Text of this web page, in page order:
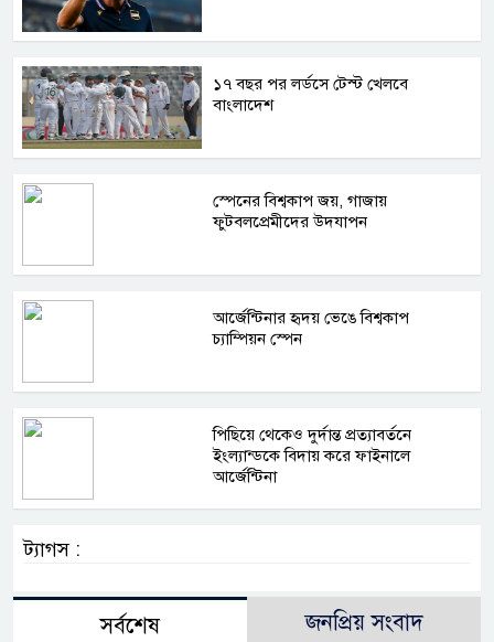
১৭ বছর পর লর্ডসে টেস্ট খেলবে
বাংলাদেশ
স্পেনের বিশ্বকাপ জয়, গাজায়
ফুটবলপ্রেমীদের উদযাপন
আর্জেন্টিনার হৃদয় ভেঙে বিশ্বকাপ
চ্যাম্পিয়ন স্পেন
পিছিয়ে থেকেও দুর্দান্ত প্রত্যাবর্তনে
ইংল্যান্ডকে বিদায় করে ফাইনালে
আর্জেন্টিনা
ট্যাগস :
সর্বশেষ জনপ্রিয় সংবাদ